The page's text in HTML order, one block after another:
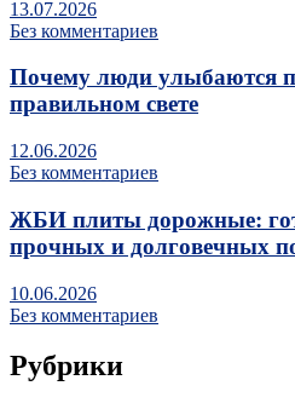
13.07.2026
Без комментариев
Почему люди улыбаются
правильном свете
12.06.2026
Без комментариев
ЖБИ плиты дорожные:
прочных и долговечных
10.06.2026
Без комментариев
Рубрики